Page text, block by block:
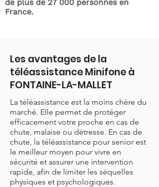
de plus de 27 000 personnes en
France.
Les avantages de la
téléassistance Minifone à
FONTAINE-LA-MALLET
La téléassistance est la moins chère du
marché. Elle permet de protéger
efficacement votre proche en cas de
chute, malaise ou détresse. En cas de
chute, la téléassistance pour senior est
le meilleur moyen pour vivre en
sécurité et assurer une intervention
rapide, afin de limiter les séquelles
physiques et psychologiques.